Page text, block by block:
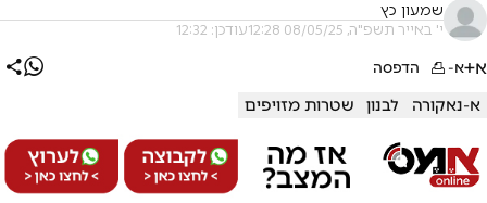
שמעון כץ
י' באייר תשפ"ה, 08/05/25 12:28 עודכן: 12:32
א+א- הדפסה
א-נאקורה לבנון שטרות מזויפים